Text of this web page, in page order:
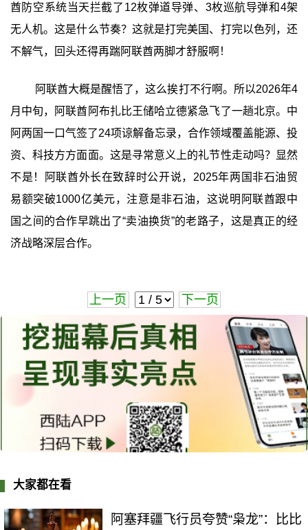
酋防空系统当天拦截了12枚弹道导弹、3枚巡航导弹和4架
无人机。这是什么节奏？这就是打完美国、打完以色列，还
不解气，回头还得再踹阿联酋两脚才舒服啊！
阿联酋大概是醒悟了，这么挨打不行啊。所以2026年4
月中旬，阿联酋阿布扎比王储哈立德紧急飞了一趟北京。中
阿两国一口气签了24项谅解备忘录，合作领域覆盖能源、投
资、科技方方面面。这是寻常意义上的礼节性走动吗？显然
不是！阿联酋外长在致辞时公开说，2025年两国非石油贸
易额突破1000亿美元，注意是非石油，这说明阿联酋跟中
国之间的合作早跳出了“卖油换货”的老路子，这是真正的经
济战略深层合作。
上一页 下一页
大家都在看
阿塞拜疆飞行员夸赞“枭龙”：比比